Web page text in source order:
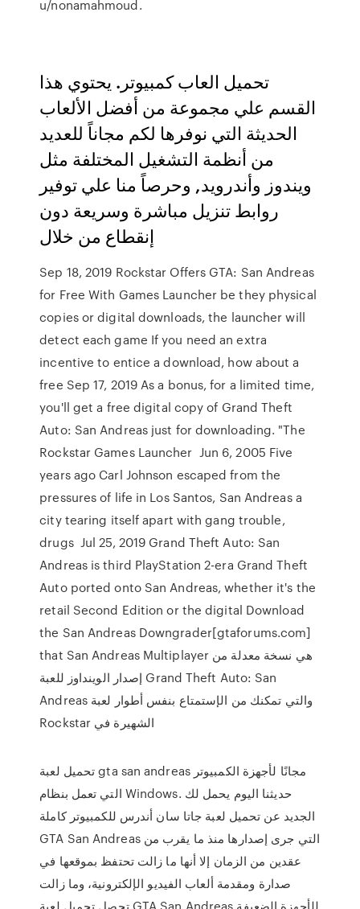
u/nonamahmoud.
تحميل العاب كمبيوتر. يحتوي هذا
القسم علي مجموعة من أفضل الألعاب
الحديثة التي نوفرها لكم مجاناً للعديد
من أنظمة التشغيل المختلفة مثل
ويندوز وأندرويد, وحرصاً منا علي توفير
روابط تنزيل مباشرة وسريعة دون
إنقطاع من خلال
Sep 18, 2019 Rockstar Offers GTA: San Andreas
for Free With Games Launcher be they physical
copies or digital downloads, the launcher will
detect each game If you need an extra
incentive to entice a download, how about a
free Sep 17, 2019 As a bonus, for a limited time,
you'll get a free digital copy of Grand Theft
Auto: San Andreas just for downloading. "The
Rockstar Games Launcher Jun 6, 2005 Five
years ago Carl Johnson escaped from the
pressures of life in Los Santos, San Andreas a
city tearing itself apart with gang trouble,
drugs Jul 25, 2019 Grand Theft Auto: San
Andreas is third PlayStation 2-era Grand Theft
Auto ported onto San Andreas, whether it's the
retail Second Edition or the digital Download
the San Andreas Downgrader[gtaforums.com]
that San Andreas Multiplayer هي نسخة معدلة من
إصدار الوينداوز للعبة Grand Theft Auto: San
Andreas والتي تمكنك من الإستمتاع بنفس أطوار لعبة
تحميل لعبة gta san andreas مجانًا لأجهزة الكمبيوتر
التي تعمل بنظام Windows. حديثنا اليوم يحمل لك
الجديد عن تحميل لعبة جاتا سان أندرس للكمبيوتر كاملة
GTA San Andreas التي جرى إصدارها منذ ما يقرب من
عقدين من الزمان إلا أنها ما زالت تحتفظ بموقعها في
صدارة ومقدمة ألعاب الفيديو الإلكترونية، وما زالت
تحصل تحميل لعبة GTA San Andreas للأجهزة الضعيفة